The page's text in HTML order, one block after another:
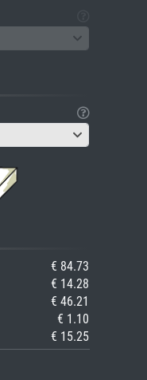
€ 84.73
€ 14.28
€ 46.21
€ 1.10
€ 15.25